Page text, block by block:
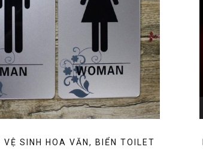
VỆ SINH HOA VĂN, BIỂN TOILET